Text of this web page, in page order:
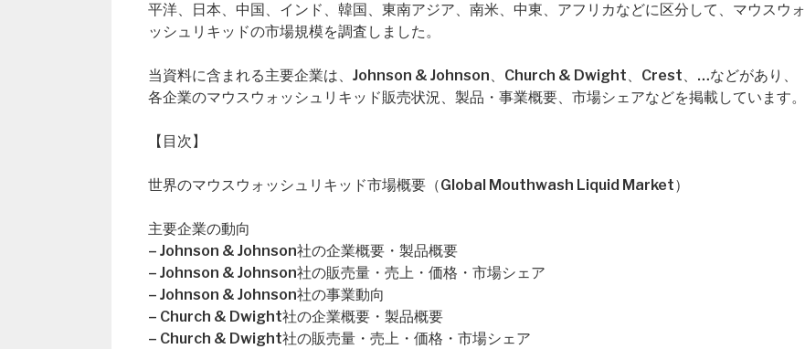
平洋、日本、中国、インド、韓国、東南アジア、南米、中東、アフリカなどに区分して、マウスウォ
ッシュリキッドの市場規模を調査しました。
当資料に含まれる主要企業は、Johnson & Johnson、Church & Dwight、Crest、…などがあり、
各企業のマウスウォッシュリキッド販売状況、製品・事業概要、市場シェアなどを掲載しています。
【目次】
世界のマウスウォッシュリキッド市場概要（Global Mouthwash Liquid Market）
主要企業の動向
– Johnson & Johnson社の企業概要・製品概要
– Johnson & Johnson社の販売量・売上・価格・市場シェア
– Johnson & Johnson社の事業動向
– Church & Dwight社の企業概要・製品概要
– Church & Dwight社の販売量・売上・価格・市場シェア